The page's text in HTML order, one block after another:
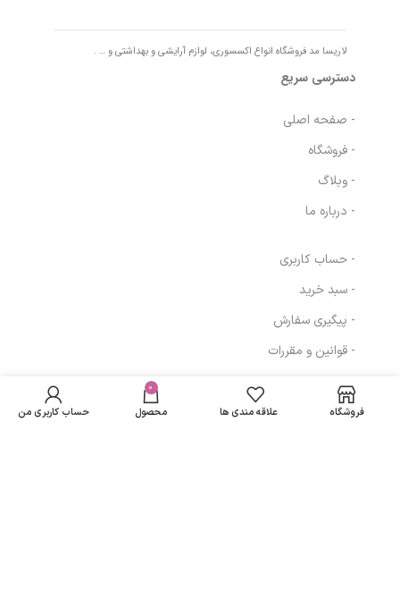
لاریسا مد فروشگاه انواع اکسسوری، لوازم آرایشی و بهداشتی و … .
دسترسی سریع
- صفحه اصلی
- فروشگاه
- وبلاگ
- درباره ما
- حساب کاربری
- سبد خرید
- پیگیری سفارش
- قوانین و مقررات
مسیرهای ارتباطی
محلول پاک کننده
هیدرودرم حجم 115
تومان
باشد فروشگاه علاقه مندی ها
0
محصول حساب کاربری من